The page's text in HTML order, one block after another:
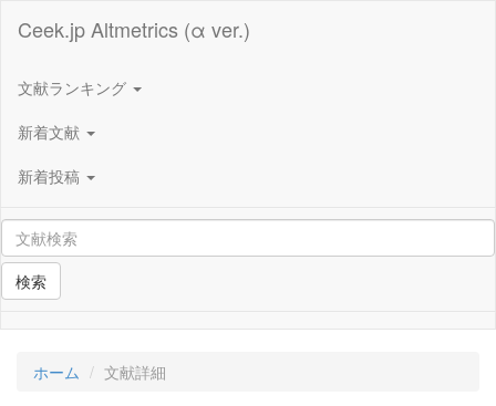
Ceek.jp Altmetrics (α ver.)
文献ランキング
新着文献
新着投稿
検索
ホーム 文献詳細